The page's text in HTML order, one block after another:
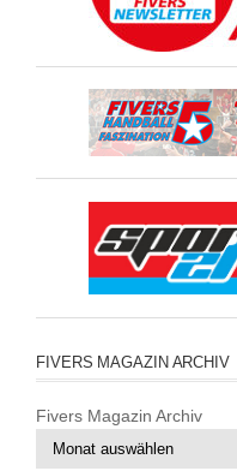
FIVERS MAGAZIN ARCHIV
Fivers Magazin Archiv